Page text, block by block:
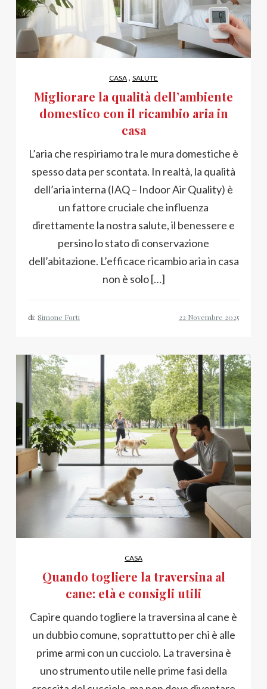
CASA , SALUTE
Migliorare la qualità dell’ambiente
domestico con il ricambio aria in
casa
L’aria che respiriamo tra le mura domestiche è
spesso data per scontata. In realtà, la qualità
dell’aria interna (IAQ – Indoor Air Quality) è
un fattore cruciale che influenza
direttamente la nostra salute, il benessere e
persino lo stato di conservazione
dell’abitazione. L’efficace ricambio aria in casa
non è solo […]
di:Simone Forti
CASA
Quando togliere la traversina al
cane: età e consigli utili
Capire quando togliere la traversina al cane è
un dubbio comune, soprattutto per chi è alle
prime armi con un cucciolo. La traversina è
uno strumento utile nelle prime fasi della